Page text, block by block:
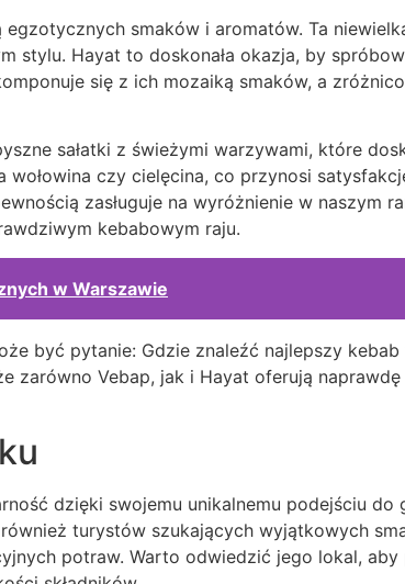
smaków i aromatów. Ta
stylu. Hayat to doskonała okazja, by
się z ich mozaiką smaków, a
sałatki z świeżymi warzywami, które
czy cielęcina, co przynosi
zasługuje na wyróżnienie w naszym
kebabowym raju.
w Warszawie
być pytanie: Gdzie znaleźć najlepszy
Vebap, jak i Hayat oferują
dzięki swojemu unikalnemu podejściu
turystów szukających wyjątkowych
potraw. Warto odwiedzić jego lokal,